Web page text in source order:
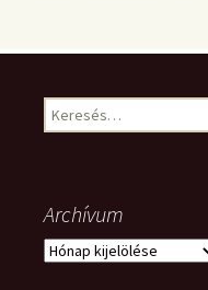
Keresés:
Archívum
Archívum